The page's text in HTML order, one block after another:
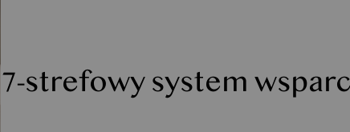
7-strefowy system